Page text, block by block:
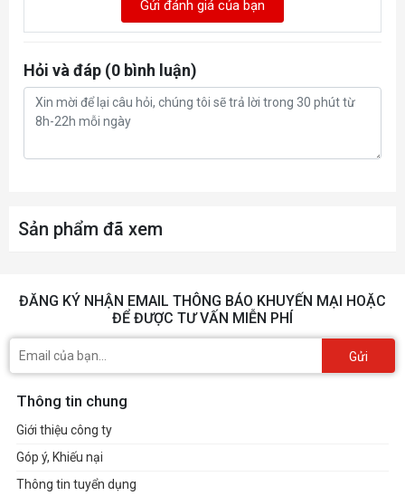
Gửi đánh giá của bạn
Hỏi và đáp (0 bình luận)
Sản phẩm đã xem
ĐĂNG KÝ NHẬN EMAIL THÔNG BÁO KHUYẾN MẠI HOẶC
ĐỂ ĐƯỢC TƯ VẤN MIỄN PHÍ
Gửi
Thông tin chung
Giới thiệu công ty
Góp ý, Khiếu nại
Thông tin tuyển dụng